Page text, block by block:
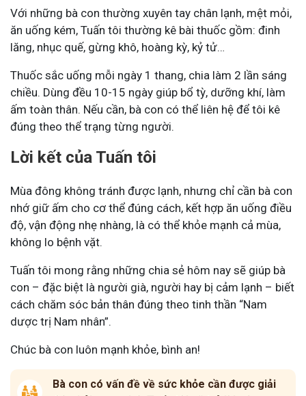
Với những bà con thường xuyên tay chân lạnh, mệt mỏi,
ăn uống kém, Tuấn tôi thường kê bài thuốc gồm: đinh
lăng, nhục quế, gừng khô, hoàng kỳ, kỷ tử…
Thuốc sắc uống mỗi ngày 1 thang, chia làm 2 lần sáng
chiều. Dùng đều 10-15 ngày giúp bổ tỳ, dưỡng khí, làm
ấm toàn thân. Nếu cần, bà con có thể liên hệ để tôi kê
đúng theo thể trạng từng người.
Lời kết của Tuấn tôi
Mùa đông không tránh được lạnh, nhưng chỉ cần bà con
nhớ giữ ấm cho cơ thể đúng cách, kết hợp ăn uống điều
độ, vận động nhẹ nhàng, là có thể khỏe mạnh cả mùa,
không lo bệnh vặt.
Tuấn tôi mong rằng những chia sẻ hôm nay sẽ giúp bà
con – đặc biệt là người già, người hay bị cảm lạnh – biết
cách chăm sóc bản thân đúng theo tinh thần “Nam
dược trị Nam nhân”.
Chúc bà con luôn mạnh khỏe, bình an!
Bà con có vấn đề về sức khỏe cần được giải